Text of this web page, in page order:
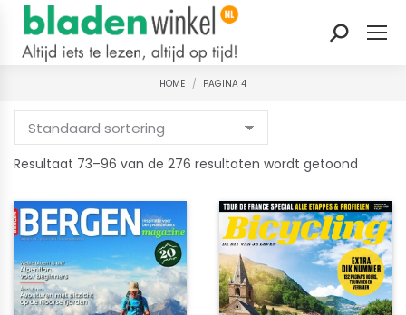
Zoeken:
Je bent hier:
HOME PAGINA 4
Resultaat 73–96 van de 276 resultaten wordt getoond